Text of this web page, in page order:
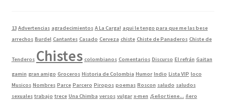
13 Advertencias agradecimientos A La Carga! aqui le tengo para que me las bese
arrechos Burdel Cantantes Casado Cerveza chiste Chiste de Panaderos Chiste de
Tenderos Chistes colombianos Comentarios Discurso El refrán Gaitan
gamin gran amigo Groceros Historia de Colombia Humor Indio Lista VIP loco
Musicos Nombres Parce Parcero Piropos poemas Roscon saludo saludos
sexuales trabajo trece Una Chimba versos vulgar x-men ¿Señor tiene... ñero